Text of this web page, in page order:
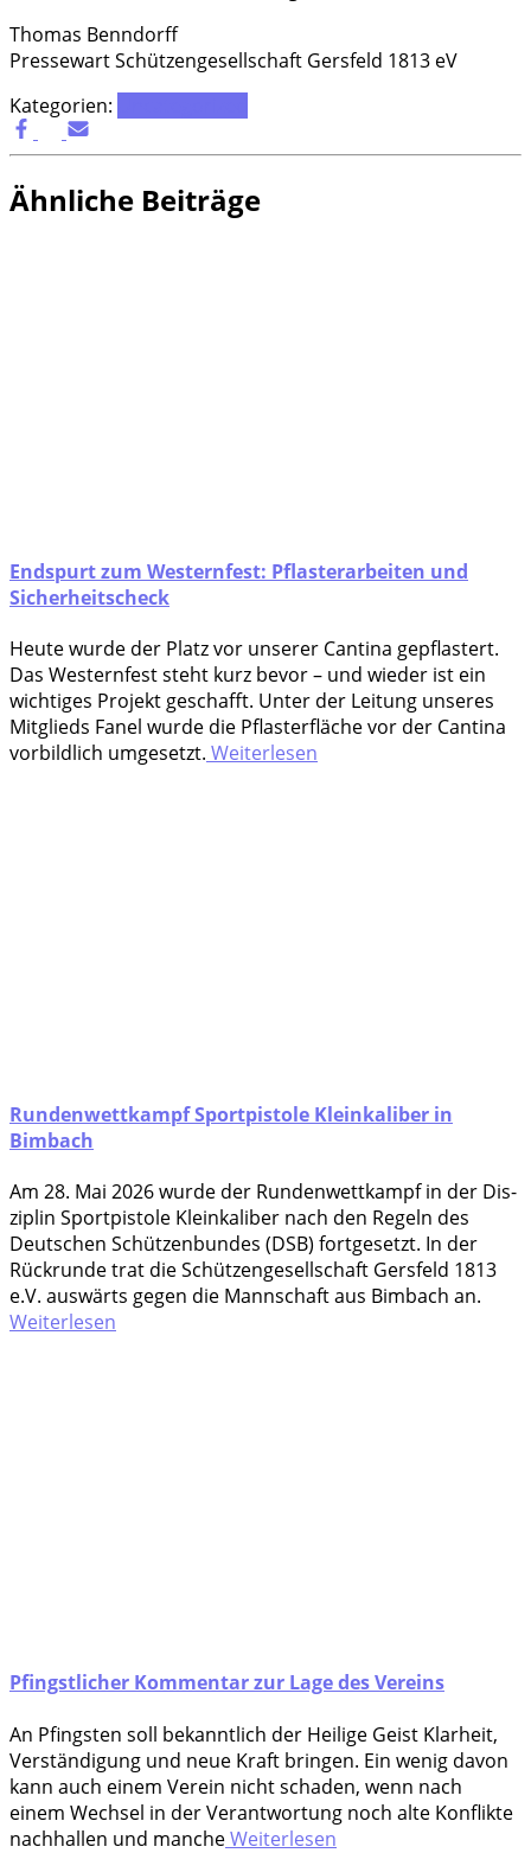
Tho­mas Benndorff
Pres­se­wart Schüt­zen­ge­sell­schaft Gers­feld 1813 eV
Kategorien:
Ähnliche Beiträge
Endspurt zum Westernfest: Pflasterarbeiten und
Sicherheitscheck
Heu­te wur­de der Platz vor unse­rer Can­ti­na gepflastert.
Das Wes­tern­fest steht kurz bevor – und wie­der ist ein
wich­ti­ges Pro­jekt geschafft. Unter der Lei­tung unse­res
Mit­glieds Fanel wur­de die Pflas­ter­flä­che vor der Can­ti­na
vor­bild­lich umgesetzt. Weiterlesen
Rundenwettkampf Sportpistole Kleinkaliber in
Bimbach
Am 28. Mai 2026 wur­de der Run­den­wett­kampf in der Dis­
zi­plin Sport­pis­to­le Klein­ka­li­ber nach den Regeln des
Deut­schen Schüt­zen­bun­des (DSB) fort­ge­setzt. In der
Rück­run­de trat die Schüt­zen­ge­sell­schaft Gers­feld 1813
e.V. aus­wärts gegen die Mann­schaft aus Bim­bach an.
Weiterlesen
Pfingstlicher Kommentar zur Lage des Vereins
An Pfings­ten soll bekannt­lich der Hei­li­ge Geist Klar­heit,
Ver­stän­di­gung und neue Kraft brin­gen. Ein wenig davon
kann auch einem Ver­ein nicht scha­den, wenn nach
einem Wech­sel in der Ver­ant­wor­tung noch alte Kon­flik­te
nach­hal­len und man­cheWeiterlesen